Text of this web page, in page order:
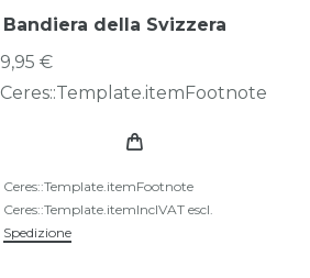
Bandiera della Svizzera
9,95 €
Ceres::Template.itemFootnote
Ceres::Template.itemFootnote
Ceres::Template.itemInclVAT escl.
Spedizione